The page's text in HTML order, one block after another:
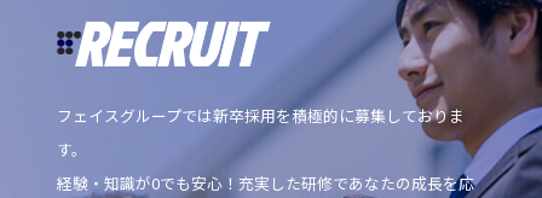
RECRUIT
フェイスグループでは新卒採用を積極的に募集しておりま
す。
経験・知識が0でも安心！充実した研修であなたの成長を応